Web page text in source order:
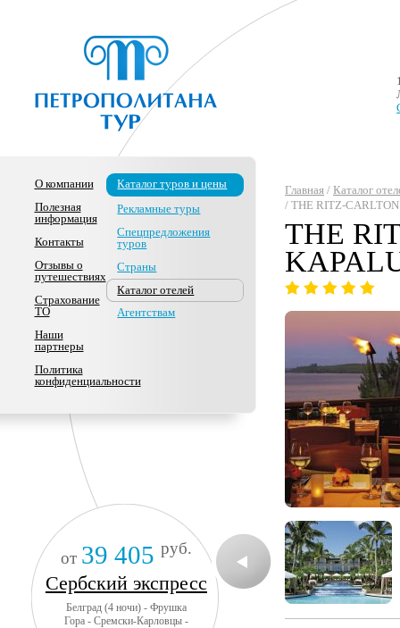
О компании
Полезная
информация
Контакты
Отзывы о
путешествиях
Страхование
ТО
Наши
партнеры
Политика
конфиденциальности
Каталог туров и цены
Рекламные туры
Спецпредложения
туров
Страны
Каталог отелей
Агентствам
от 39 405 руб.
Сербский экспресс
Белград (4 ночи) - Фрушка
Гора - Сремски-Карловцы -
Главная /Каталог
/ THE RITZ-
THE